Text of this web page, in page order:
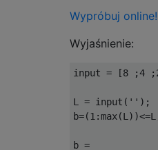
Wypróbuj online!
Wyjaśnienie:
input = [8 ;4 ;
L = input ( '' ) ;
b=(1 :max(L ))<=L
b =